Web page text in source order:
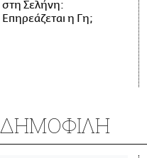
στη Σελήνη:
Επηρεάζεται η Γη;
ΔΗΜΟΦΙΛΗ